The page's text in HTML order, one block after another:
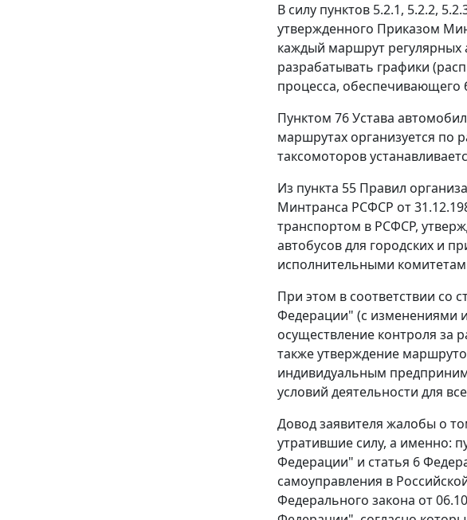
В силу пунктов 5.2.1, 5.2.2,
утвержденного Приказом
каждый маршрут регулярных
разрабатывать графики
процесса, обеспечивающего
Пунктом 76Устава
маршрутах организуется по
таксомоторов
Из пункта 55 Правил
Минтранса РСФСР от
транспортом в РСФСР,
автобусов для городских и
исполнительными
При этом в соответствии со
Федерации" (с изменениями
осуществление контроля за
также утверждение
индивидуальным
условий деятельности для
Довод заявителя жалобы о
утратившие силу, а именно:
Федерации" и статья 6
самоуправления в
Федерального закона от